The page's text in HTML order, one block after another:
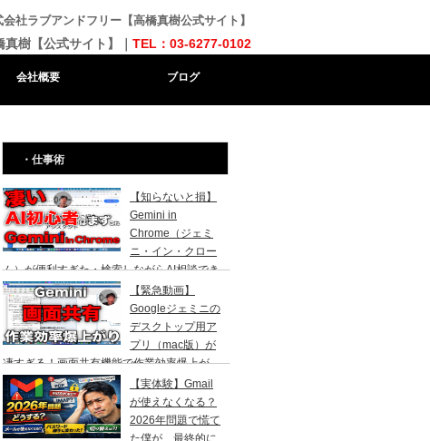
社ラブアンドフリー【高橋真樹公式サイト】
樹【公式サイト】｜ TEL：03-6277-0102
会社概要 ブログ
・仕事術
【知らないと損】
Gemini in
Chrome（ジェミ
ニ・イン・クロー
ム）が便利すぎた・検索しながらAI相談でき
る時代になりました。AI初心者の社長向け
【緊急動画】
Googleジェミニの
デスクトップ用ア
プリ（mac版）が
凄すぎる！画面共有機能で作業効率爆上が
り！
【実体験】Gmail
が使えなくなる？
2026年問題で慌て
た僕が、最終的に